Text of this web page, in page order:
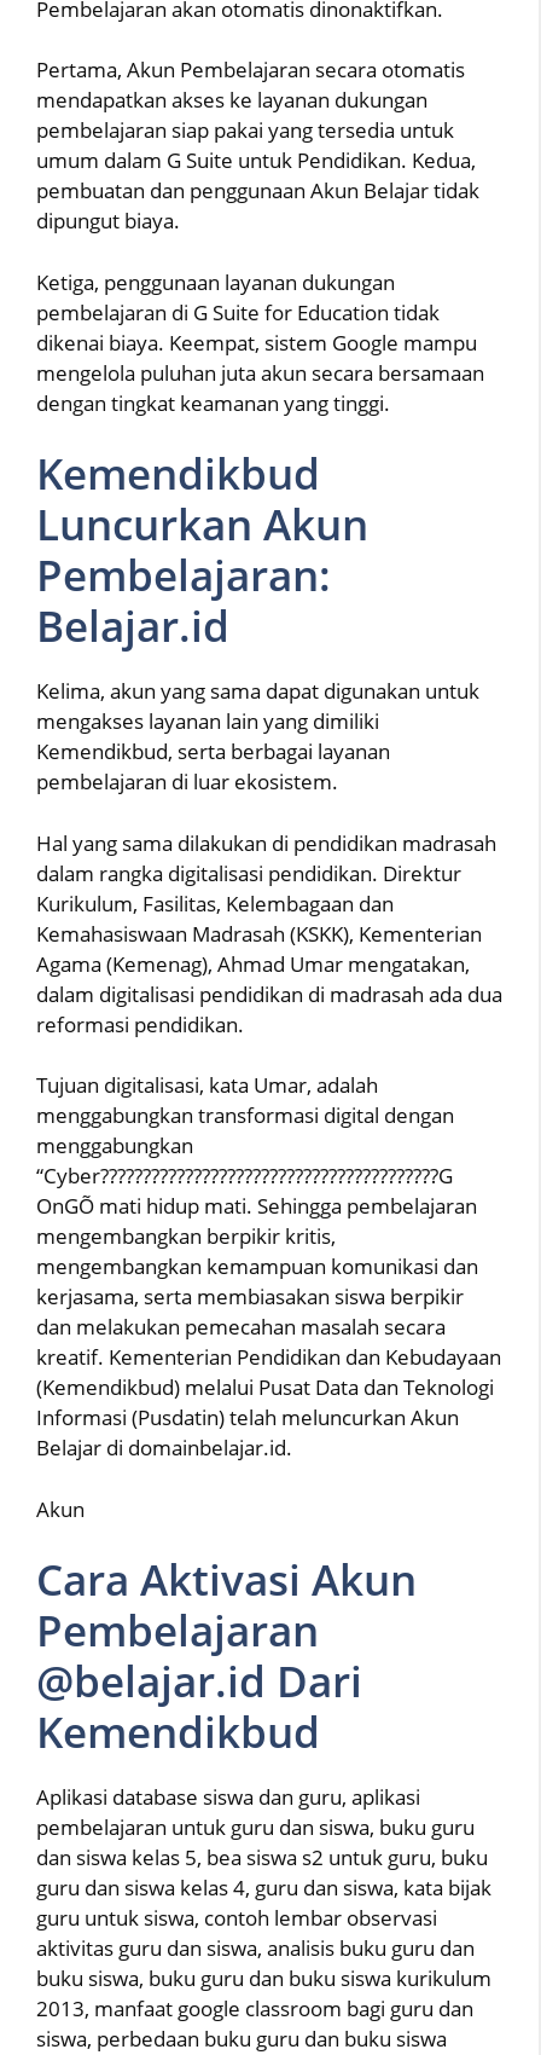
Pembelajaran akan otomatis dinonaktifkan.
Pertama, Akun Pembelajaran secara otomatis
mendapatkan akses ke layanan dukungan
pembelajaran siap pakai yang tersedia untuk
umum dalam G Suite untuk Pendidikan. Kedua,
pembuatan dan penggunaan Akun Belajar tidak
dipungut biaya.
Ketiga, penggunaan layanan dukungan
pembelajaran di G Suite for Education tidak
dikenai biaya. Keempat, sistem Google mampu
mengelola puluhan juta akun secara bersamaan
dengan tingkat keamanan yang tinggi.
Kemendikbud
Luncurkan Akun
Pembelajaran:
Belajar.id
Kelima, akun yang sama dapat digunakan untuk
mengakses layanan lain yang dimiliki
Kemendikbud, serta berbagai layanan
pembelajaran di luar ekosistem.
Hal yang sama dilakukan di pendidikan madrasah
dalam rangka digitalisasi pendidikan. Direktur
Kurikulum, Fasilitas, Kelembagaan dan
Kemahasiswaan Madrasah (KSKK), Kementerian
Agama (Kemenag), Ahmad Umar mengatakan,
dalam digitalisasi pendidikan di madrasah ada dua
reformasi pendidikan.
Tujuan digitalisasi, kata Umar, adalah
menggabungkan transformasi digital dengan
menggabungkan
“Cyber????????????????????????????????????????G
OnGÕ mati hidup mati. Sehingga pembelajaran
mengembangkan berpikir kritis,
mengembangkan kemampuan komunikasi dan
kerjasama, serta membiasakan siswa berpikir
dan melakukan pemecahan masalah secara
kreatif. Kementerian Pendidikan dan Kebudayaan
(Kemendikbud) melalui Pusat Data dan Teknologi
Informasi (Pusdatin) telah meluncurkan Akun
Belajar di domainbelajar.id.
Akun
Cara Aktivasi Akun
Pembelajaran
@belajar.id Dari
Kemendikbud
Aplikasi database siswa dan guru, aplikasi
pembelajaran untuk guru dan siswa, buku guru
dan siswa kelas 5, bea siswa s2 untuk guru, buku
guru dan siswa kelas 4, guru dan siswa, kata bijak
guru untuk siswa, contoh lembar observasi
aktivitas guru dan siswa, analisis buku guru dan
buku siswa, buku guru dan buku siswa kurikulum
2013, manfaat google classroom bagi guru dan
siswa, perbedaan buku guru dan buku siswa